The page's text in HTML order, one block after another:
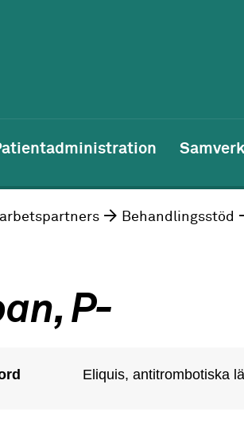
Behandlingsstöd
P-
Eliquis, antitrombotiska